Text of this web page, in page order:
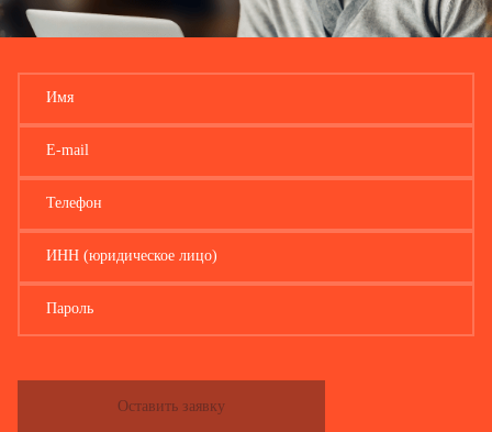
федерального статистического наблюдения по конкретным формам федерального
через специального оператора связи.
Имя
E-mail
Телефон
ИНН (юридическое лицо)
Пароль
Оставить заявку